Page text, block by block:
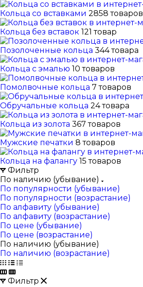
Кольца со вставками 2858 товаров
Кольца без вставок 121 товар
Позолоченные кольца 344 товара
Кольца с эмалью 10 товаров
Помолвочные кольца 7 товаров
Обручальные кольца 24 товара
Кольца из золота 367 товаров
Мужские печатки 8 товаров
Кольца на фалангу 15 товаров
Фильтр
По наличию (убывание)
По популярности (убывание)
По популярности (возрастание)
По алфавиту (убывание)
По алфавиту (возрастание)
По цене (убывание)
По цене (возрастание)
По наличию (убывание)
По наличию (возрастание)
Фильтр